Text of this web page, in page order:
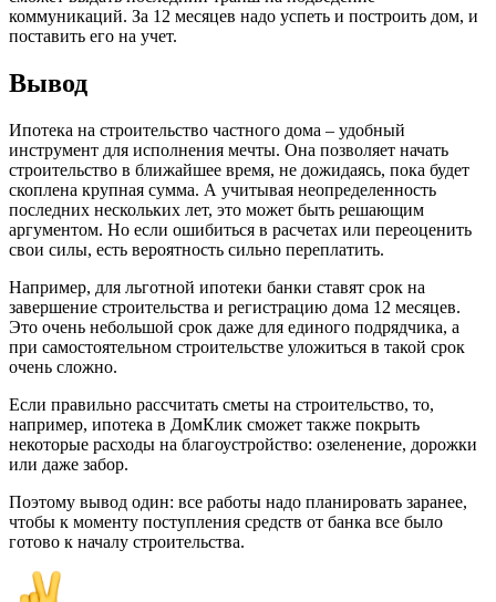
коммуникаций. За 12 месяцев надо успеть и построить дом, и
поставить его на учет.
Вывод
Ипотека на строительство частного дома – удобный
инструмент для исполнения мечты. Она позволяет начать
строительство в ближайшее время, не дожидаясь, пока будет
скоплена крупная сумма. А учитывая неопределенность
последних нескольких лет, это может быть решающим
аргументом. Но если ошибиться в расчетах или переоценить
свои силы, есть вероятность сильно переплатить.
Например, для льготной ипотеки банки ставят срок на
завершение строительства и регистрацию дома 12 месяцев.
Это очень небольшой срок даже для единого подрядчика, а
при самостоятельном строительстве уложиться в такой срок
очень сложно.
Если правильно рассчитать сметы на строительство, то,
например, ипотека в ДомКлик сможет также покрыть
некоторые расходы на благоустройство: озеленение, дорожки
или даже забор.
Поэтому вывод один: все работы надо планировать заранее,
чтобы к моменту поступления средств от банка все было
готово к началу строительства.